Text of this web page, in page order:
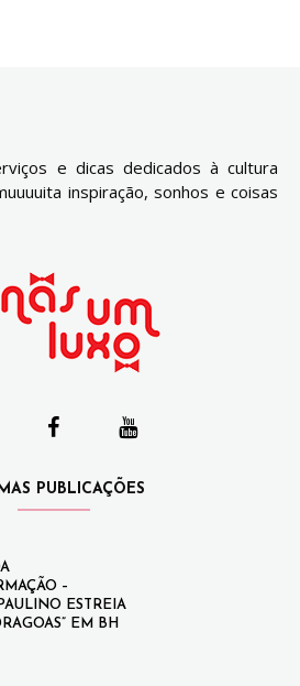
e dicas dedicados à cultura
inspiração, sonhos e coisas
PUBLICAÇÕES
–
ESTREIA
EM BH